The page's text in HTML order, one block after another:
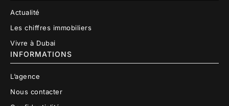
Actualité
Les chiffres immobiliers
Vivre à Dubai
INFORMATIONS
L’agence
Nous contacter